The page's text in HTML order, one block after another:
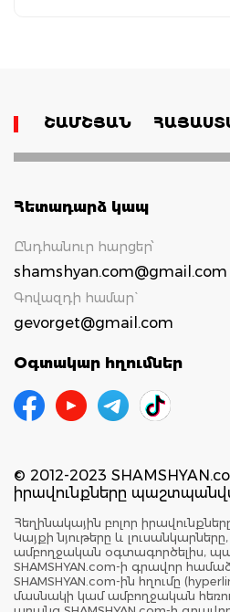
ՇԱՄՇՅԱՆ
Հետադարձ կապ
Ընդհանուր հարցեր՝
shamshyan.com@gmail.com
Գովազդի համար`
gevorget@gmail.com
Օգտակար հղումներ
© 2012-2023
իրավունքները
Հեղինակային բոլոր
Կայքի նյութերը և
ամբողջական օգտագործելիս,
SHAMSHYAN.com-ի գրավոր
SHAMSHYAN.com-ին հղումը
մասնակի կամ ամբողջական